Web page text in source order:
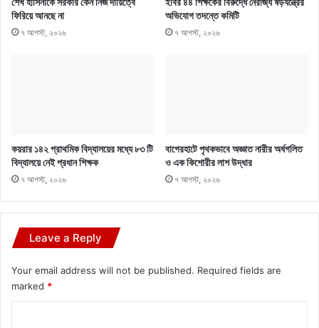
ফিরিয়ে আনছে না
৭ আগস্ট, ২০২৬
অভিযোগ তদন্তে কমিটি
৭ আগস্ট, ২০২৬
কয়রার ১৪২ প্রাথমিক বিদ্যালয়ের মধ্যে ৮৩ টি
বিদ্যালয়ে নেই প্রধান শিক্ষক
৭ আগস্ট, ২০২৬
বাগেরহাটে পৃথকভাবে অজ্ঞাত নারীর অর্ধগলিত
ও এক কিশোরীর লাশ উদ্ধার
৭ আগস্ট, ২০২৬
Leave a Reply
Your email address will not be published. Required fields are
marked *